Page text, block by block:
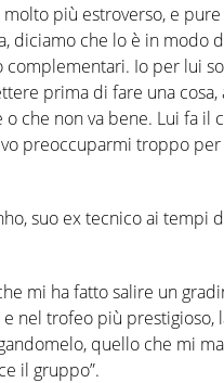
più estroverso, e
diciamo che lo è in modo
complementari. Io per lui
prima di fare una cosa,
che non va bene. Lui fa il
preoccuparmi troppo
suo ex tecnico ai tempi
mi ha fatto salire un
nel trofeo più prestigioso,
quello che mi
il gruppo”.